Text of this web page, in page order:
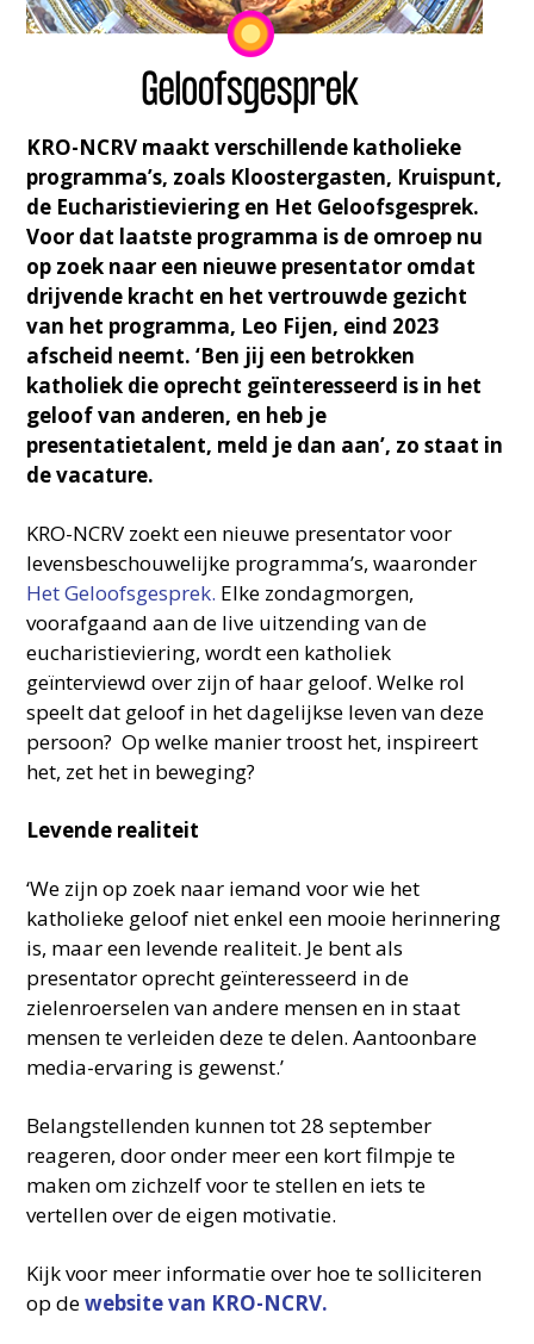
KRO-NCRV maakt verschillende katholieke
programma’s, zoals Kloostergasten, Kruispunt,
de Eucharistieviering en Het Geloofsgesprek.
Voor dat laatste programma is de omroep nu
op zoek naar een nieuwe presentator omdat
drijvende kracht en het vertrouwde gezicht
van het programma, Leo Fijen, eind 2023
afscheid neemt. ‘Ben jij een betrokken
katholiek die oprecht geïnteresseerd is in het
geloof van anderen, en heb je
presentatietalent, meld je dan aan’, zo staat in
de vacature.
KRO-NCRV zoekt een nieuwe presentator voor
levensbeschouwelijke programma’s, waaronder
Het Geloofsgesprek. Elke zondagmorgen,
voorafgaand aan de live uitzending van de
eucharistieviering, wordt een katholiek
geïnterviewd over zijn of haar geloof. Welke rol
speelt dat geloof in het dagelijkse leven van deze
persoon? Op welke manier troost het, inspireert
het, zet het in beweging?
Levende realiteit
‘We zijn op zoek naar iemand voor wie het
katholieke geloof niet enkel een mooie herinnering
is, maar een levende realiteit. Je bent als
presentator oprecht geïnteresseerd in de
zielenroerselen van andere mensen en in staat
mensen te verleiden deze te delen. Aantoonbare
media-ervaring is gewenst.’
Belangstellenden kunnen tot 28 september
reageren, door onder meer een kort filmpje te
maken om zichzelf voor te stellen en iets te
vertellen over de eigen motivatie.
Kijk voor meer informatie over hoe te solliciteren
op dewebsite van KRO-NCRV.